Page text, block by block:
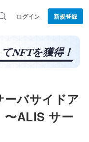
ログイン 新規登録
ーバサイドア
〜ALIS サー